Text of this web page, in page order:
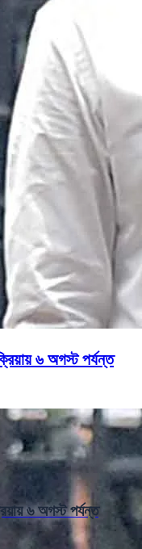
৬ অগস্ট পর্যন্ত
৬ অগস্ট পর্যন্ত